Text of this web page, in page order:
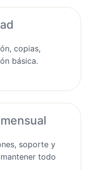
copias,
básica.
soporte y
todo